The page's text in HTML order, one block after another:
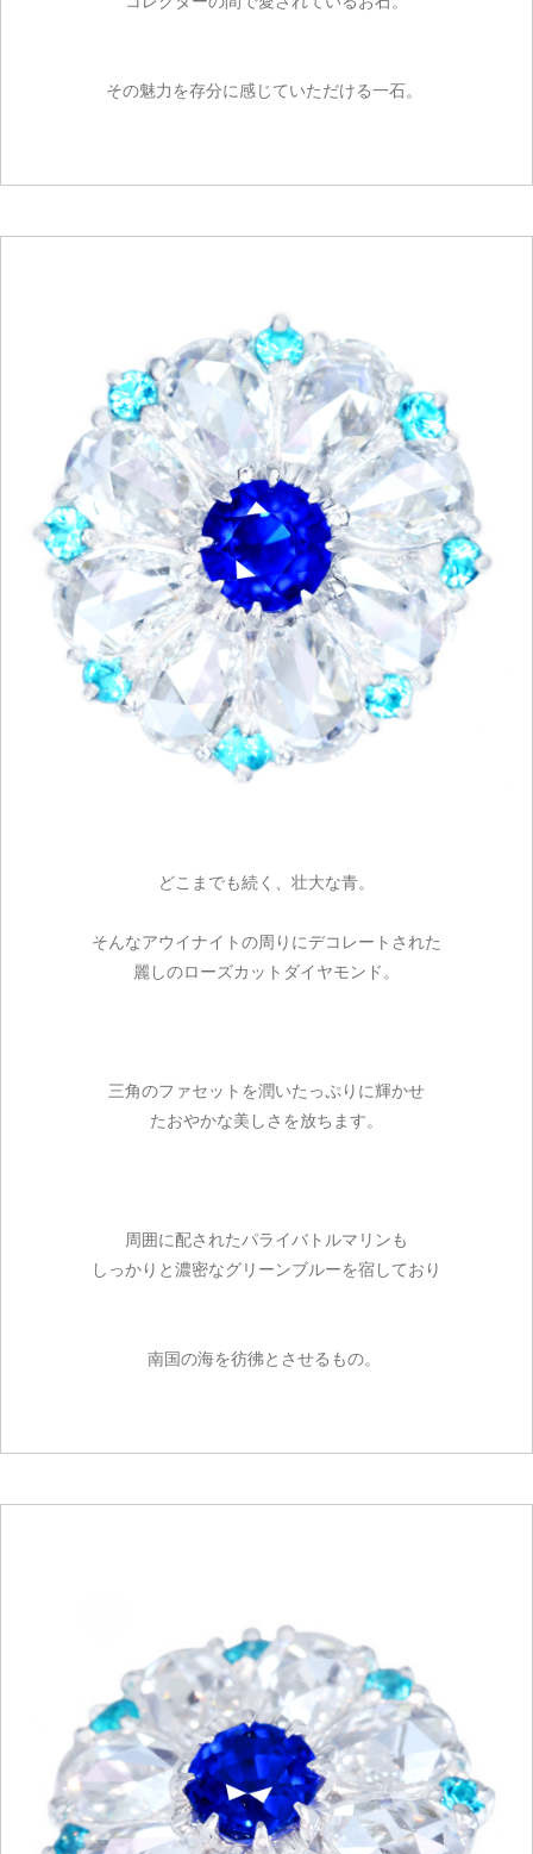
その魅力を存分に感じていただける一石。
どこまでも続く、壮大な青。
そんなアウイナイトの周りにデコレートされた
麗しのローズカットダイヤモンド。
三角のファセットを潤いたっぷりに輝かせ
たおやかな美しさを放ちます。
周囲に配されたパライバトルマリンも
しっかりと濃密なグリーンブルーを宿しており
南国の海を彷彿とさせるもの。